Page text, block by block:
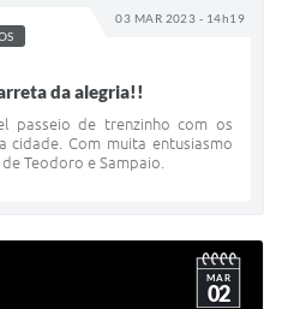
03 MAR 2023 - 14h19
da alegria!!
passeio de trenzinho com os
cidade. Com muita entusiasmo
Teodoro e Sampaio.
MAR
02